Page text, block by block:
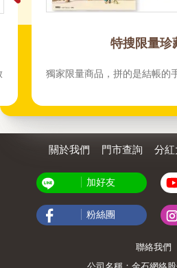
橋梁禮物
童書橋梁書套書
關於我們 門市查詢 分紅
加好友
粉絲團
聯絡我們